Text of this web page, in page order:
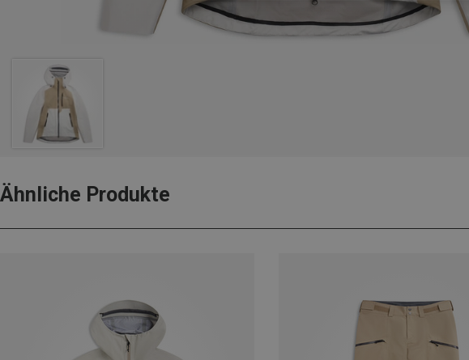
Ähnliche Produkte